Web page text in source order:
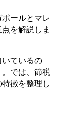
ールとマレ
を解説しま
ているの
では、節税
徴を整理し